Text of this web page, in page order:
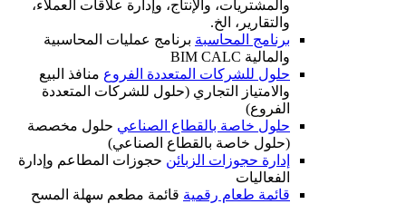
والمشتريات، والإنتاج، وإدارة علاقات العملاء،
والتقارير، الخ.
برنامج المحاسبة برنامج عمليات المحاسبية
والمالية BIM CALC
حلول للشركات المتعددة الفروع منافذ البيع
والامتياز التجاري (حلول للشركات المتعددة
الفروع)
حلول خاصة بالقطاع الصناعي حلول مخصصة
(حلول خاصة بالقطاع الصناعي)
إدارة حجوزات الزبائن حجوزات المطاعم وإدارة
الفعاليات
قائمة طعام رقمية قائمة مطعم سهلة المسح